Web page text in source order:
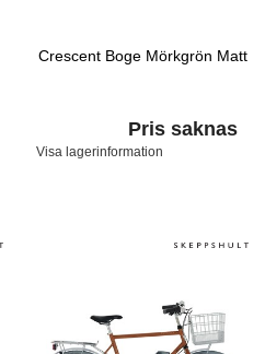
Crescent Boge Mörkgrön Matt
Pris saknas
Visa lagerinformation